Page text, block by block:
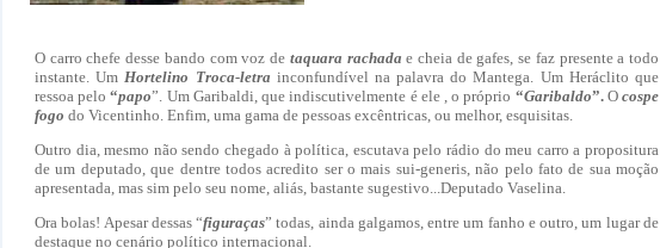
O carro chefe desse bando com voz de taquara rachada e cheia de gafes, se faz presente a todo
instante. UmHortelino Troca-letra inconfundível na palavra do Mantega. Um Heráclito que
ressoa pelo“papo”. Um Garibaldi, que indiscutivelmente é ele , o próprio “Garibaldo”.Ocospe
fogo do Vicentinho. Enfim, uma gama de pessoas excêntricas, ou melhor, esquisitas.
Outro dia, mesmo não sendo chegado à política, escutava pelo rádio do meu carro a propositura
de um deputado, que dentre todos acredito ser o mais sui-generis, não pelo fato de sua moção
apresentada, mas sim pelo seu nome, aliás, bastante sugestivo...Deputado Vaselina.
Ora bolas! Apesar dessas “figuraças” todas, ainda galgamos, entre um fanho e outro, um lugar de
destaque no cenário político internacional.